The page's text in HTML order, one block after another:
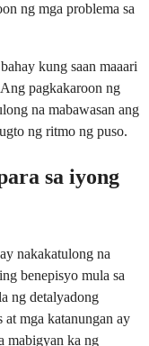
ng mga problema sa
kung saan maaari
pagkakaroon ng
na mabawasan ang
ng ritmo ng puso.
sa iyong
nakakatulong na
benepisyo mula sa
ng detalyadong
mga katanungan ay
mabigyan ka ng